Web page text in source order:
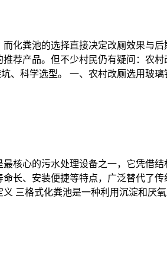
化粪池的选择直接决定改厕效果与
荐产品。但不少村民仍有疑问：农
、科学选型。 一、农村改厕选用玻
核心的污水处理设备之一，它凭借结
长、安装便捷等特点，广泛替代了
三格式化粪池是一种利用沉淀和厌